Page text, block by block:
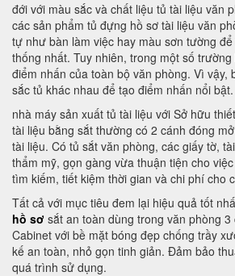
đới với màu sắc và chất liệu tủ tài liệu văn
các sản phẩm tủ đựng hồ sơ tài liệu văn
tự như bàn làm việc hay màu sơn tường
thống nhất. Tuy nhiên, trong một số
điểm nhấn của toàn bộ văn phòng. Vì vậy,
sắc tủ khác nhau để tạo điểm nhấn nổi bật.
nhà máy sản xuất tủ tài liệu với Sở hữu
tài liệu bằng sắt thường có 2 cánh đóng
tài liệu. Có tủ sắt văn phòng, các giấy tờ,
thẩm mỹ, gọn gàng vừa thuận tiện cho
tìm kiếm, tiết kiệm thời gian và chi phí cho
Tất cả với mục tiêu đem lại hiệu quả tốt
hồ sơ sắt an toàn dùng trong văn phòng 3
Cabinet với bề mặt bóng đẹp chống trầy
kế an toàn, nhỏ gọn tinh giản. Đảm bảo
quá trình sử dụng.